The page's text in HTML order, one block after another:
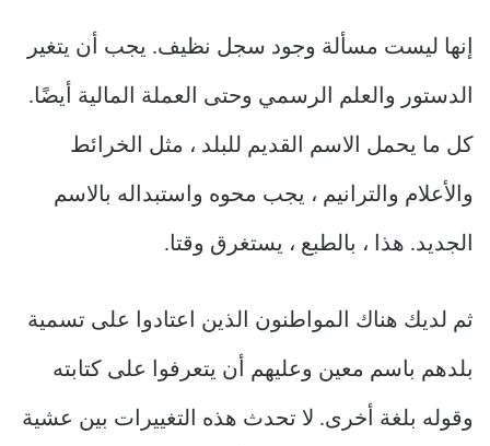
إنها ليست مسألة وجود سجل نظيف. يجب أن يتغير
الدستور والعلم الرسمي وحتى العملة المالية أيضًا.
كل ما يحمل الاسم القديم للبلد ، مثل الخرائط
والأعلام والترانيم ، يجب محوه واستبداله بالاسم
الجديد. هذا ، بالطبع ، يستغرق وقتا.
ثم لديك هناك المواطنون الذين اعتادوا على تسمية
بلدهم باسم معين وعليهم أن يتعرفوا على كتابته
وقوله بلغة أخرى. لا تحدث هذه التغييرات بين عشية